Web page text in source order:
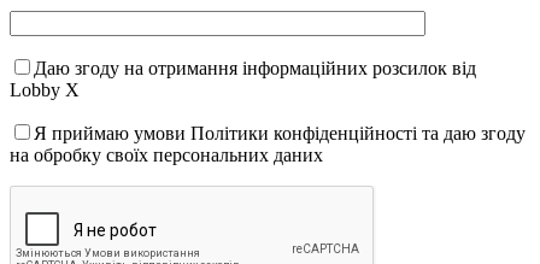
Даю згоду на отримання інформаційних розсилок від
Lobby X
Я приймаю умови Політики конфіденційності та даю згоду
на обробку своїх персональних даних